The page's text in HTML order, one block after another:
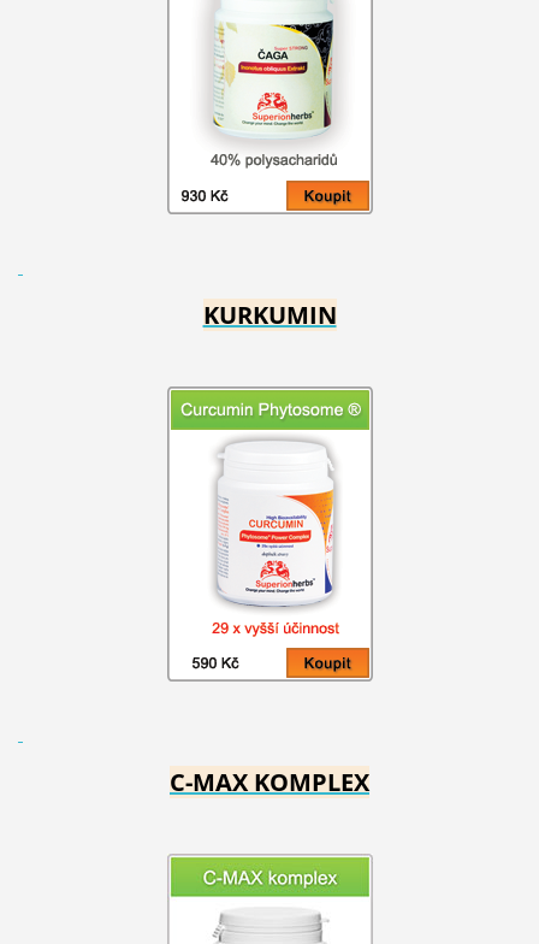
KURKUMIN
C-MAX KOMPLEX